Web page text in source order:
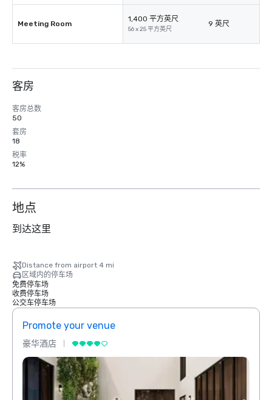
Meeting Room
1,400 平方英尺
56 x 25 平方英尺
9 英尺
客房
客房总数
50
套房
18
税率
12%
地点
到达这里
Distance from airport 4 mi
区域内的停车场
免费停车场
收费停车场
公交车停车场
Promote your venue
豪华酒店